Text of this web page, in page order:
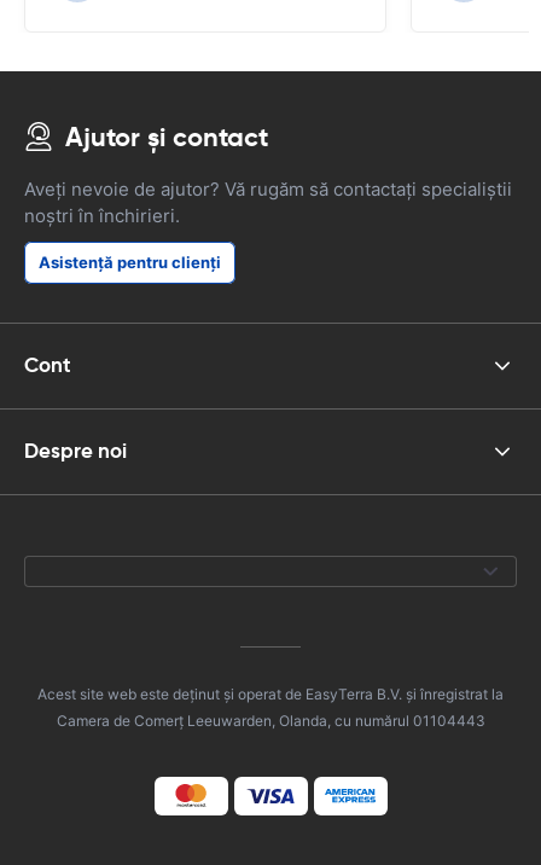
Ajutor și contact
Aveți nevoie de ajutor? Vă rugăm să contactați specialiștii
noștri în închirieri.
Asistență pentru clienți
Cont
Despre noi
Acest site web este deținut și operat de EasyTerra B.V. și înregistrat la
Camera de Comerț Leeuwarden, Olanda, cu numărul 01104443